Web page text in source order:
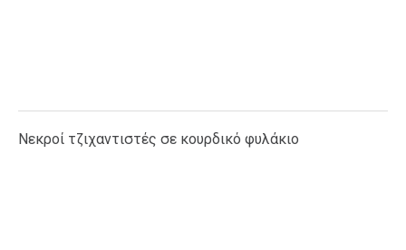
Nεκροί τζιχαντιστές σε κουρδικό φυλάκιο